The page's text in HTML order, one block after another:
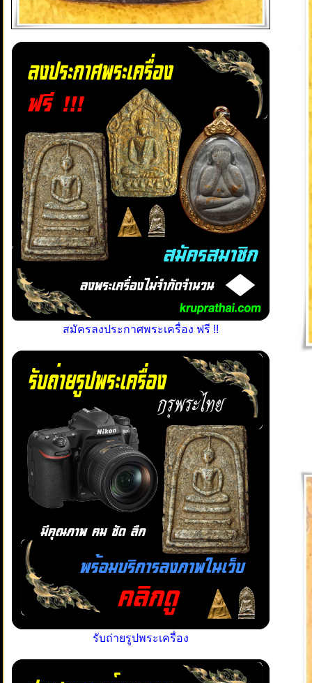
สมัครลงประกาศพระเครื่อง ฟรี !!
รับถ่ายรูปพระเครื่อง